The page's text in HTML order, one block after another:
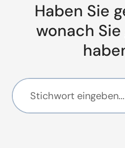
Haben Sie
wonach